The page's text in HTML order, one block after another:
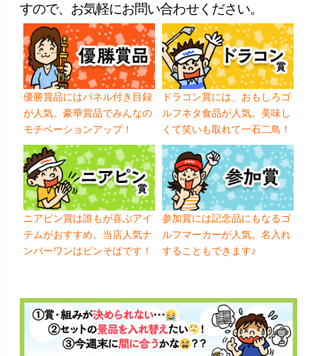
すので、お気軽にお問い合わせください。
優勝賞品にはパネル付き目録
が人気。豪華賞品でみんなの
モチベーションアップ！
ドラコン賞には、おもしろゴ
ルフネタ食品が人気。美味し
くて笑いも取れて一石二鳥！
ニアピン賞は誰もが喜ぶアイ
テムがおすすめ。当店人気ナ
ンバーワンはピンそばです！
参加賞には記念品にもなるゴ
ルフマーカーが人気。名入れ
することもできます♪